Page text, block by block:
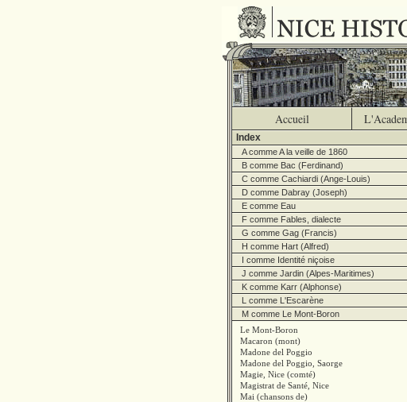
Accueil
Index
A comme A la veille de 1860
B comme Bac (Ferdinand)
C comme Cachiardi (Ange-Louis)
D comme Dabray (Joseph)
E comme Eau
F comme Fables, dialecte
G comme Gag (Francis)
H comme Hart (Alfred)
I comme Identité niçoise
J comme Jardin (Alpes-Maritimes)
K comme Karr (Alphonse)
L comme L'Escarène
M comme Le Mont-Boron
Le Mont-Boron
Macaron (mont)
Madone del Poggio
Madone del Poggio, Saorge
Magie, Nice (comté)
Magistrat de Santé, Nice
Mai (chansons de)